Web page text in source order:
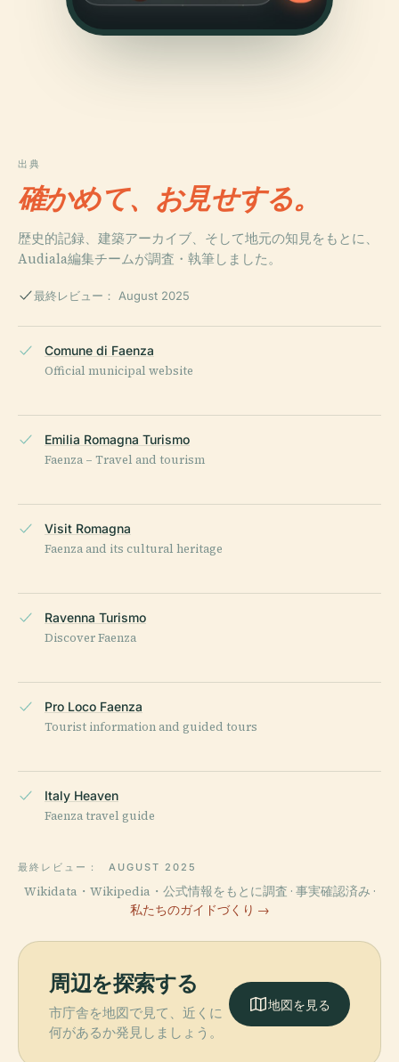
出典
確かめて、お見せする。
歴史的記録、建築アーカイブ、そして地元の知見をもとに、
Audiala編集チームが調査・執筆しました。
最終レビュー： August 2025
Comune di Faenza
Official municipal website
Emilia Romagna Turismo
Faenza – Travel and tourism
Visit Romagna
Faenza and its cultural heritage
Ravenna Turismo
Discover Faenza
Pro Loco Faenza
Tourist information and guided tours
Italy Heaven
Faenza travel guide
最終レビュー： AUGUST 2025
Wikidata・Wikipedia・公式情報をもとに調査 · 事実確認済み ·
私たちのガイドづくり →
周辺を探索する
市庁舎を地図で見て、近くに
何があるか発見しましょう。
地図を見る